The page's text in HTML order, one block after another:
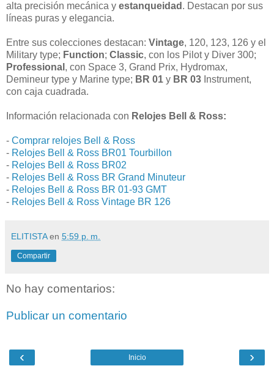
alta precisión mecánica y estanqueidad . Destacan por sus
líneas puras y elegancia.
Entre sus colecciones destacan: Vintage, 120, 123, 126 y el
Military type; Function; Classic, con los Pilot y Diver 300;
Professional , con Space 3, Grand Prix, Hydromax,
Demineur type y Marine type; BR 01 y BR 03 Instrument,
con caja cuadrada.
Información relacionada con Relojes Bell & Ross:
- Comprar relojes Bell & Ross
- Relojes Bell & Ross BR01 Tourbillon
- Relojes Bell & Ross BR02
- Relojes Bell & Ross BR Grand Minuteur
- Relojes Bell & Ross BR 01-93 GMT
- Relojes Bell & Ross Vintage BR 126
ELITISTA en 5:59 p. m.
Compartir
No hay comentarios:
Publicar un comentario
‹ ›
Inicio